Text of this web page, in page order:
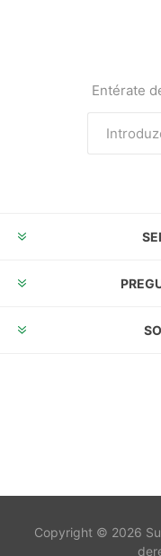
Entérate
Copyright © 2026